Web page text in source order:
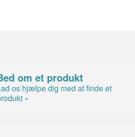
om et produkt
os hjælpe dig med at finde et
»